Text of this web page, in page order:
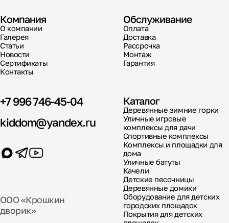
+7 996 746-45-04
kiddom@yandex.ru
ООО «Крошкин
дворик»
Компания
О компании
Галерея
Статьи
Новости
Сертификаты
Контакты
Обслуживание
Оплата
Доставка
Рассрочка
Монтаж
Гарантия
Каталог
Деревянные зимние горки
Уличные игровые
комплексы для дачи
Спортивные комплексы
Комплексы и площадки для
дома
Уличные батуты
Качели
Детские песочницы
Деревянные домики
Оборудование для детских
городских площадок
Покрытия для детских